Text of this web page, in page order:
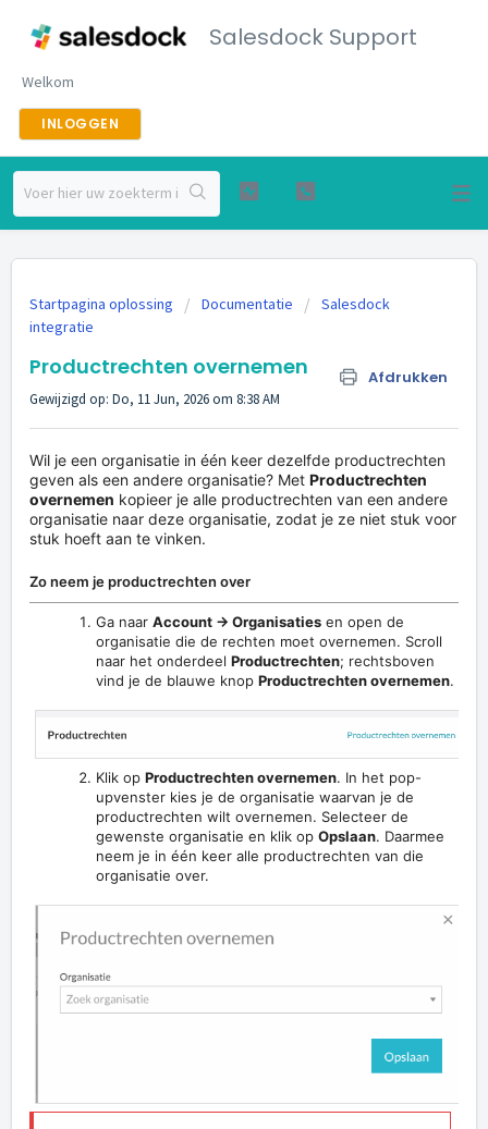
Salesdock Support
Welkom
INLOGGEN
Startpagina oplossing Documentatie
Salesdock
integratie
Productrechten overnemen Afdrukken
Gewijzigd op: Do, 11 Jun, 2026 om 8:38 AM
Wil je een organisatie in één keer dezelfde productrechten
geven als een andere organisatie? Met Productrechten
overnemen kopieer je alle productrechten van een andere
organisatie naar deze organisatie, zodat je ze niet stuk voor
stuk hoeft aan te vinken.
Zo neem je productrechten over
Ga naar Account → Organisaties en open de
organisatie die de rechten moet overnemen. Scroll
naar het onderdeel Productrechten; rechtsboven
vind je de blauwe knop Productrechten overnemen.
Klik op Productrechten overnemen. In het pop-
upvenster kies je de organisatie waarvan je de
productrechten wilt overnemen. Selecteer de
gewenste organisatie en klik op Opslaan. Daarmee
neem je in één keer alle productrechten van die
organisatie over.